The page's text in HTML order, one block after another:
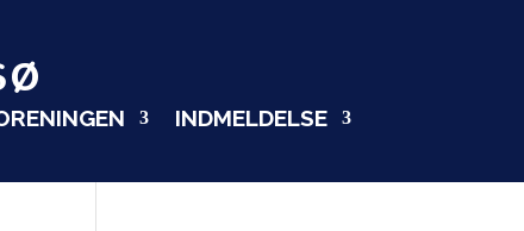
INDMELDELSE